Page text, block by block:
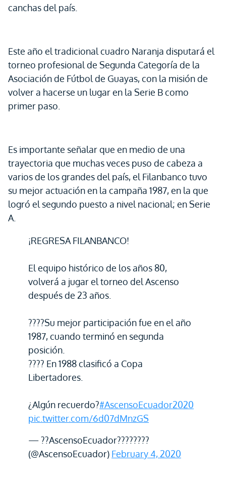
canchas del país.
Este año el tradicional cuadro Naranja disputará el
torneo profesional de Segunda Categoría de la
Asociación de Fútbol de Guayas, con la misión de
volver a hacerse un lugar en la Serie B como
primer paso.
Es importante señalar que en medio de una
trayectoria que muchas veces puso de cabeza a
varios de los grandes del país, el Filanbanco tuvo
su mejor actuación en la campaña 1987, en la que
logró el segundo puesto a nivel nacional; en Serie
A.
¡REGRESA FILANBANCO!
El equipo histórico de los años 80,
volverá a jugar el torneo del Ascenso
después de 23 años.
????Su mejor participación fue en el año
1987, cuando terminó en segunda
posición.
???? En 1988 clasificó a Copa
Libertadores.
¿Algún recuerdo?#AscensoEcuador2020
pic.twitter.com/6d07dMnzGS
— ??AscensoEcuador????????
(@AscensoEcuador) February 4, 2020